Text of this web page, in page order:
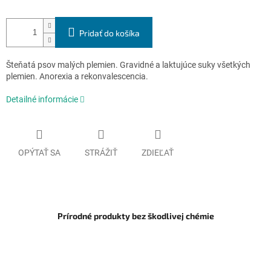
Pridať do košíka
Šteňatá psov malých plemien. Gravidné a laktujúce suky všetkých
plemien. Anorexia a rekonvalescencia.
Detailné informácie
OPÝTAŤ SA STRÁŽIŤ ZDIEĽAŤ
Prírodné produkty bez škodlivej chémie